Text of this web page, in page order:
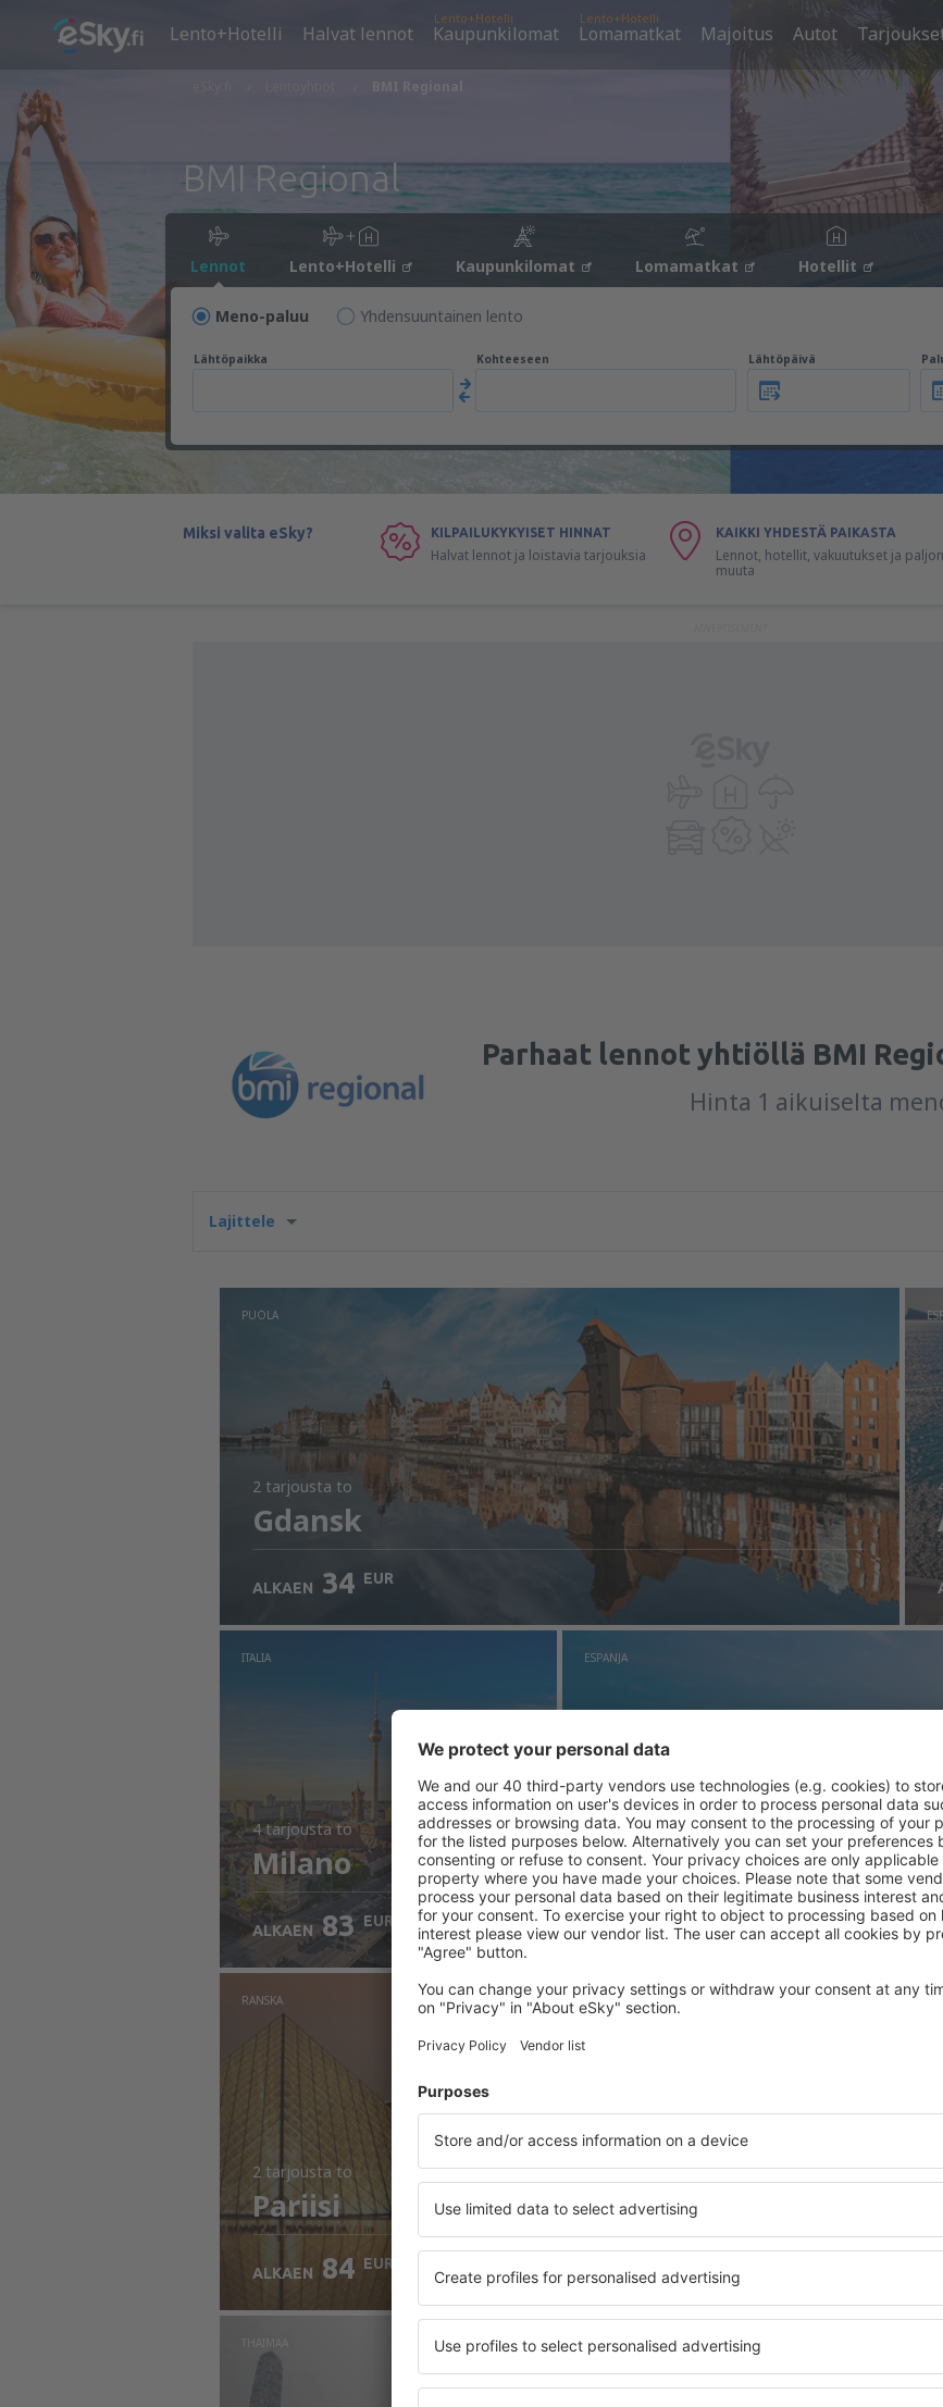
Lento+Hotelli Halvat lennot
Lento+Hotelli
Kaupunkilomat
Lento+Hotelli
Lomamatkat Majoitus Autot
BMI Regional
Lennot Lento+Hotelli Kaupunkilomat Lomamatkat Hotellit
Meno-paluu Yhdensuuntainen lento
Lähtöpaikka Kohteeseen Lähtöpäivä
Miksi valita eSky? KILPAILUKYKYISET HINNAT
Halvat lennot ja loistavia tarjouksia
KAIKKI YHDESTÄ PAIKASTA
Lennot, hotellit, vakuutukset ja paljon
muuta
Parhaat lennot yhtiöllä BMI
Hinta 1 aikuiselta
Lajittele
PUOLA
2 tarjousta to
Gdansk
ALKAEN 34 EUR
ITALIA
4 tarjoustato
Milano
ALKAEN 83 EUR
ESPANJA
mistä: Helsinki (HEL)
Barcelona
Tarkista tiedot
ALKAEN 168 EUR
RANSKA
2 tarjousta to
Pariisi
ALKAEN 84 EUR
THAIMAA SUOMI